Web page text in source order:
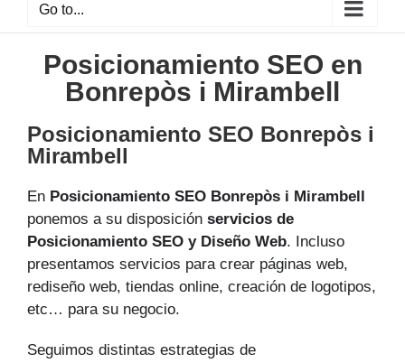
Go to...
Posicionamiento SEO en
Bonrepòs i Mirambell
Posicionamiento SEO Bonrepòs i
Mirambell
En Posicionamiento SEO Bonrepòs i Mirambell
ponemos a su disposición servicios de
Posicionamiento SEO y Diseño Web. Incluso
presentamos servicios para crear páginas web,
rediseño web, tiendas online, creación de logotipos,
etc… para su negocio.
Seguimos distintas estrategias de